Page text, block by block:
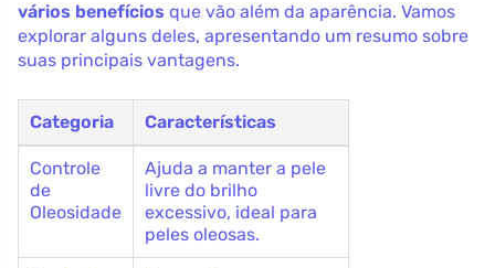
vários benefícios que vão além da aparência. Vamos
explorar alguns deles, apresentando um resumo sobre
suas principais vantagens.
Categoria Características
Controle
de
Oleosidade
Ajuda a manter a pele
livre do brilho
excessivo, ideal para
peles oleosas.